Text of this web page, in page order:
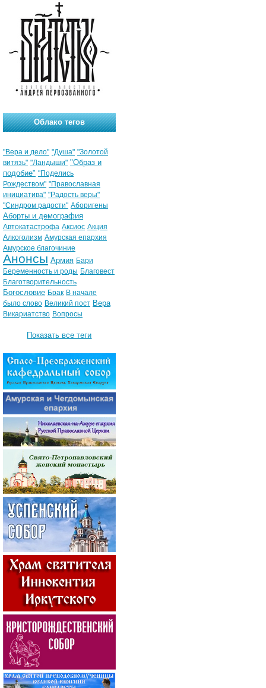
Облако тегов
"Вера и дело" "Душа" "Золотой
витязь" "Ландыши" "Образ и
подобие" "Поделись
Рождеством" "Православная
инициатива" "Радость веры"
"Синдром радости" Аборигены
Аборты и демография
Автокатастрофа Аксиос Акция
Алкоголизм Амурская епархия
Амурское благочиние
Анонсы Армия Бари
Беременность и роды Благовест
Благотворительность
Богословие Брак В начале
было слово Великий пост Вера
Викариатство Вопросы
Показать все теги